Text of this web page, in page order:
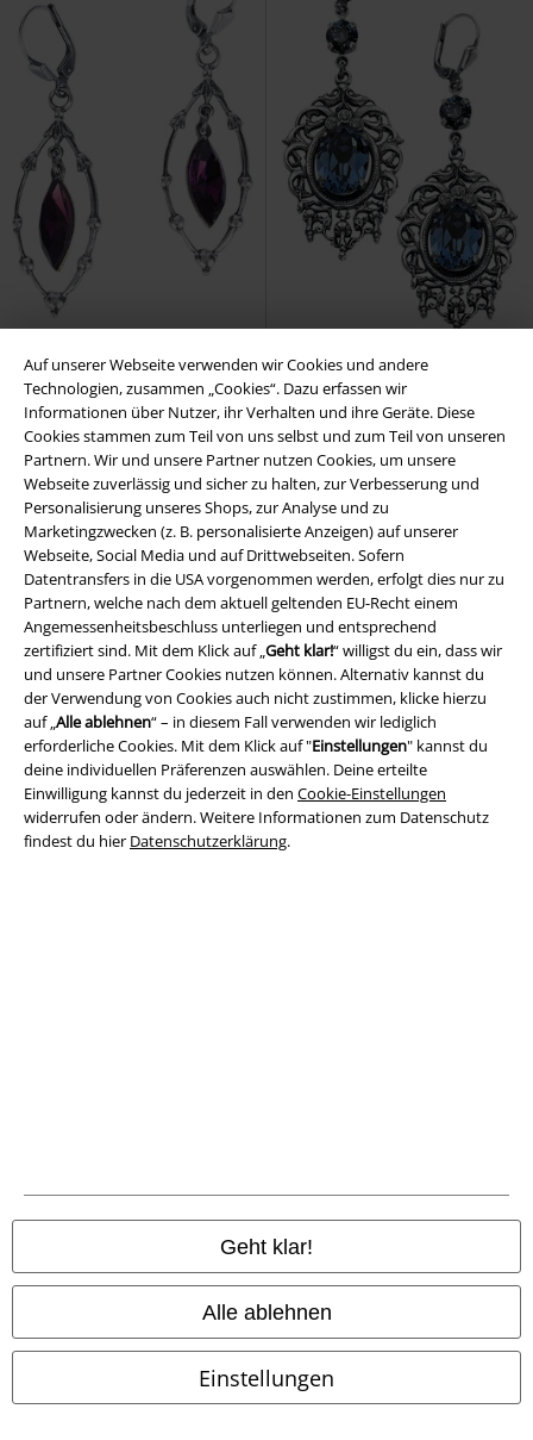
Auf unserer Webseite verwenden wir Cookies und andere
Technologien, zusammen „Cookies“. Dazu erfassen wir
Informationen über Nutzer, ihr Verhalten und ihre Geräte. Diese
Cookies stammen zum Teil von uns selbst und zum Teil von unseren
Partnern. Wir und unsere Partner nutzen Cookies, um unsere
Webseite zuverlässig und sicher zu halten, zur Verbesserung und
Personalisierung unseres Shops, zur Analyse und zu
Marketingzwecken (z. B. personalisierte Anzeigen) auf unserer
Webseite, Social Media und auf Drittwebseiten. Sofern
Datentransfers in die USA vorgenommen werden, erfolgt dies nur zu
Partnern, welche nach dem aktuell geltenden EU-Recht einem
Angemessenheitsbeschluss unterliegen und entsprechend
zertifiziert sind. Mit dem Klick auf „Geht klar!“ willigst du ein, dass wir
und unsere Partner Cookies nutzen können. Alternativ kannst du
der Verwendung von Cookies auch nicht zustimmen, klicke hierzu
auf „Alle ablehnen“ – in diesem Fall verwenden wir lediglich
erforderliche Cookies. Mit dem Klick auf "Einstellungen" kannst du
deine individuellen Präferenzen auswählen. Deine erteilte
Einwilligung kannst du jederzeit in den Cookie-Einstellungen
widerrufen oder ändern. Weitere Informationen zum Datenschutz
findest du hier Datenschutzerklärung.
Geht klar!
Alle ablehnen
Einstellungen
-15%
38,99 €
33,14 €
Deep Dream Krikor Ohrring
-23%
UVP 45,99 €
34,99 €
Tiefer Ozean Krikor Ohrring